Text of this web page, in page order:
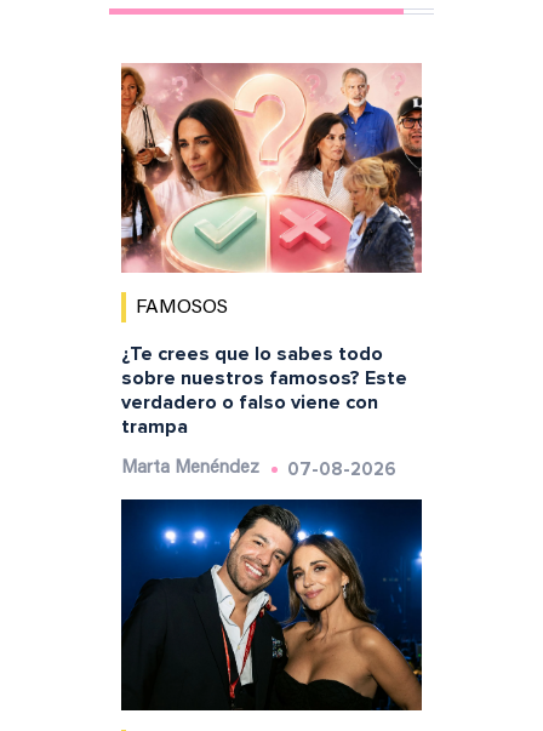
FAMOSOS
¿Te crees que lo sabes todo
sobre nuestros famosos? Este
verdadero o falso viene con
trampa
Marta Menéndez 07-08-2026